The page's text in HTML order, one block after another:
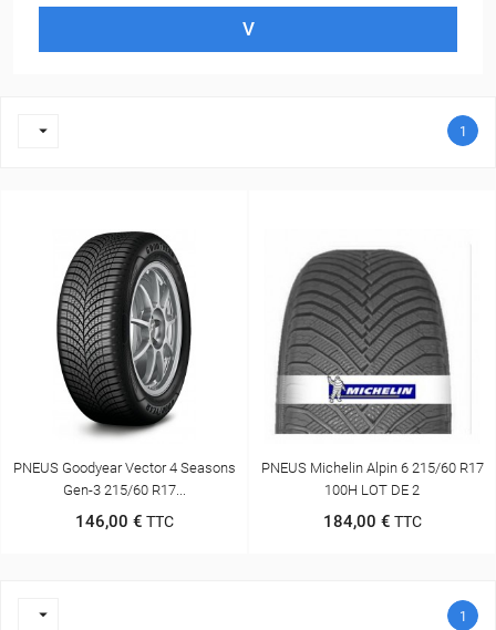
V
 1
PNEUS Goodyear Vector 4 Seasons
Gen-3 215/60 R17...
146,00 € TTC
PNEUS Michelin Alpin 6 215/60 R17
100H LOT DE 2
184,00 € TTC
 1